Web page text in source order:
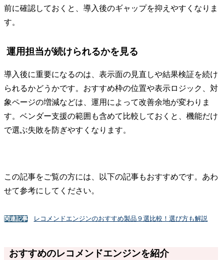
前に確認しておくと、導入後のギャップを抑えやすくなりま
す。
運用担当が続けられるかを見る
導入後に重要になるのは、表示面の見直しや結果検証を続け
られるかどうかです。おすすめ枠の位置や表示ロジック、対
象ページの増減などは、運用によって改善余地が変わりま
す。ベンダー支援の範囲も含めて比較しておくと、機能だけ
で選ぶ失敗を防ぎやすくなります。
この記事をご覧の方には、以下の記事もおすすめです。あわ
せて参考にしてください。
関連記事 レコメンドエンジンのおすすめ製品９選比較！選び方も解説
おすすめのレコメンドエンジンを紹介